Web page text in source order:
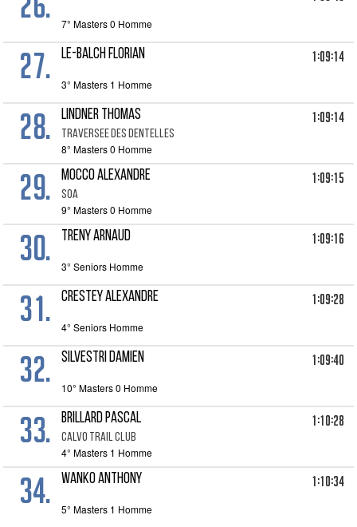
7° Masters 0 Homme
27. LE-BALCH FLORIAN 1:09:14
3° Masters 1 Homme
28. LINDNER THOMAS
TRAVERSEE DES DENTELLES
1:09:14
8° Masters 0 Homme
29. MOCCO ALEXANDRE
SOA
1:09:15
9° Masters 0 Homme
30. TRENY ARNAUD 1:09:16
3° Seniors Homme
31. CRESTEY ALEXANDRE 1:09:28
4° Seniors Homme
32. SILVESTRI DAMIEN 1:09:40
10° Masters 0 Homme
33. BRILLARD PASCAL
CALVO TRAIL CLUB
1:10:28
4° Masters 1 Homme
34. WANKO ANTHONY 1:10:34
5° Masters 1 Homme